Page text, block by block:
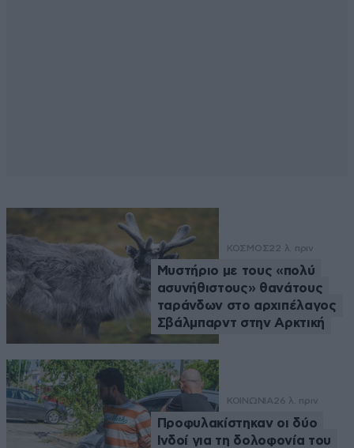
ΚΟΣΜΟΣ22 λ. πριν
Μυστήριο με τους «πολύ
ασυνήθιστους» θανάτους
ταράνδων στο αρχιπέλαγος
Σβάλμπαρντ στην Αρκτική
ΚΟΙΝΩΝΙΑ26 λ. πριν
Προφυλακίστηκαν οι δύο
Ινδοί για τη δολοφονία του